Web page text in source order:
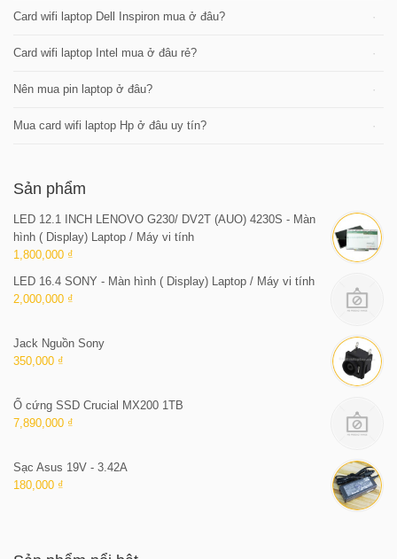
Card wifi laptop Dell Inspiron mua ở đâu?
Card wifi laptop Intel mua ở đâu rẻ?
Nên mua pin laptop ở đâu?
Mua card wifi laptop Hp ở đâu uy tín?
Sản phẩm
LED 12.1 INCH LENOVO G230/ DV2T (AUO) 4230S - Màn
hình ( Display) Laptop / Máy vi tính
1,800,000 ₫
LED 16.4 SONY - Màn hình ( Display) Laptop / Máy vi tính
2,000,000 ₫
Jack Nguồn Sony
350,000 ₫
Ổ cứng SSD Crucial MX200 1TB
7,890,000 ₫
Sạc Asus 19V - 3.42A
180,000 ₫